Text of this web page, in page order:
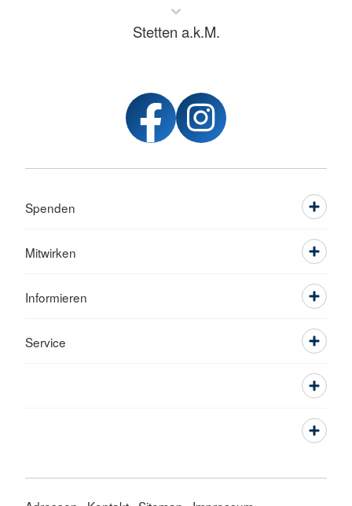
Stetten a.k.M.
Spenden
Mitwirken
Informieren
Service